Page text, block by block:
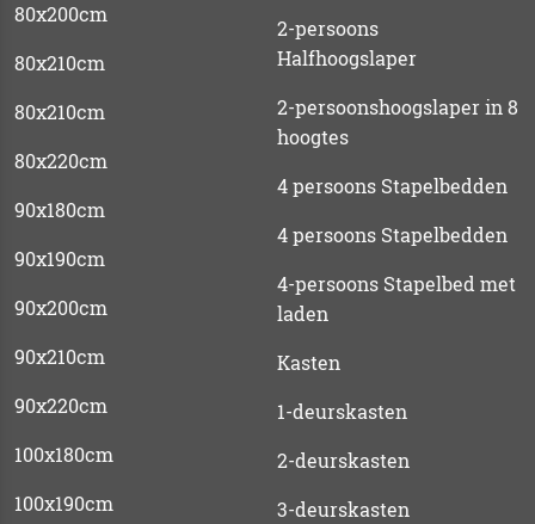
80x200cm
80x210cm
80x210cm
80x220cm
90x180cm
90x190cm
90x200cm
90x210cm
90x220cm
100x180cm
100x190cm
2-persoons
Halfhoogslaper
2-persoonshoogslaper in 8
hoogtes
4 persoons Stapelbedden
4 persoons Stapelbedden
4-persoons Stapelbed met
laden
Kasten
1-deurskasten
2-deurskasten
3-deurskasten